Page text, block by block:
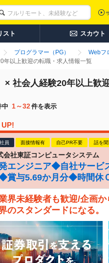
スト スカウト
プログラマー（PG） Webフ
年以上歓迎の転職・求人情報一覧
社会人経験20年以上歓
中 1～32件を表示
UP!
員 面接情報有 自己PR不要 話を
会社東証コンピュータシステム
エンジニア◆自社サー
賞与5.69か月分◆時間休
業界未経験者も歓迎/企画
のスタンダードになる。